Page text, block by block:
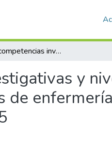
Nivel de competencias investigativas y nivel de preferencias de los estilos de aprendizaje de internos de enfermería de una Universidad Pública de Cajamarca, 2025
y
de